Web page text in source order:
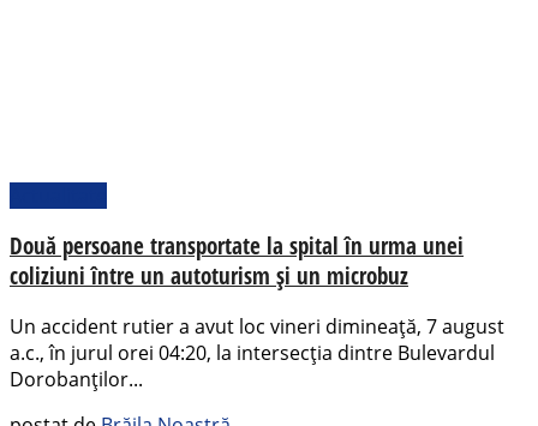
Două persoane transportate la spital în urma unei
coliziuni între un autoturism și un microbuz
Un accident rutier a avut loc vineri dimineață, 7 august
a.c., în jurul orei 04:20, la intersecția dintre Bulevardul
Dorobanților...